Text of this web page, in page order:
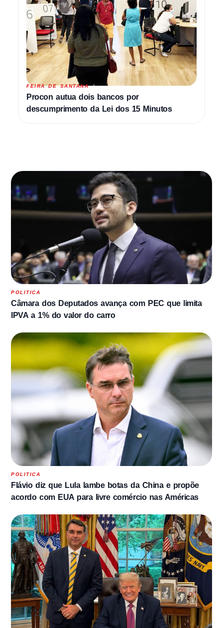
FEIRA DE SANTANA
Procon autua dois bancos por
descumprimento da Lei dos 15 Minutos
POLITICA
Câmara dos Deputados avança com PEC que limita
IPVA a 1% do valor do carro
POLITICA
Flávio diz que Lula lambe botas da China e propõe
acordo com EUA para livre comércio nas Américas